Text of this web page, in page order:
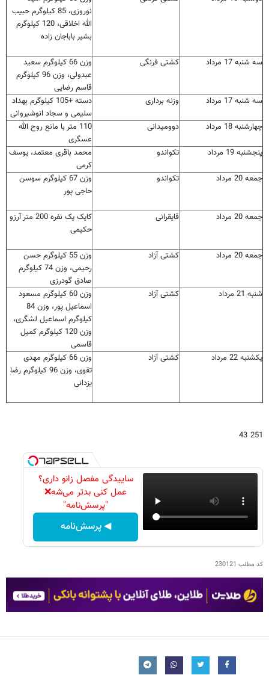
نوروزی، 85 کیلوگرم حبیب
الله اخلاقی، 120 کیلوگرم
بشیر باباجان زاده
سه شنبه 17 مرداد کشتی فرنگی
وزن 66 کیلوگرم سعید
عبدولی، وزن 96 کیلوگرم
قاسم رضایی
سه شنبه 17 مرداد
وزنه برداری
دسته +105 کیلوگرم بهداد
سلیمی و سجاد انوشیروانی
چهارشنبه 18 مرداد
دوومیدانی
110 متر با مانع روح الله
عسگری
پنجشنبه 19 مرداد
تکواندو
محمد باقری معتمد، یوسف
کرمی
جمعه 20 مرداد
تکواندو
وزن 67 کیلوگرم سوسن
حاجی پور
جمعه 20 مرداد قایقرانی
کایک یک نفره 200 متر آرزو
حکیمی
جمعه 20 مرداد کشتی آزاد
وزن 55 کیلوگرم حسن
رحیمی، وزن 74 کیلوگرم
صادق گودرزی
شنبه 21 مرداد
کشتی آزاد
وزن 60 کیلوگرم مسعود
اسماعیل پور، وزن 84
کیلوگرم اسماعیل لشگری،
وزن 120 کیلوگرم کمیل
قاسمی
یکشنبه 22 مرداد
کشتی آزاد
وزن 66 کیلوگرم مهدی
تقوی، وزن 96 کیلوگرم رضا
یزدانی
251 43
ساییدگی مفصل زانو داری؟
عمل کنی بدتر می‌شه❌
"پرسش‌نامه"
◀ پرسش‌نامه
کد مطلب 230121